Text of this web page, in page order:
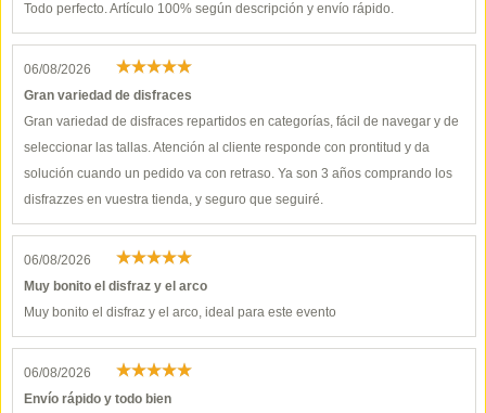
Todo perfecto. Artículo 100% según descripción y envío rápido.
06/08/2026
Gran variedad de disfraces
Gran variedad de disfraces repartidos en categorías, fácil de navegar y de
seleccionar las tallas. Atención al cliente responde con prontitud y da
solución cuando un pedido va con retraso. Ya son 3 años comprando los
disfrazzes en vuestra tienda, y seguro que seguiré.
06/08/2026
Muy bonito el disfraz y el arco
Muy bonito el disfraz y el arco, ideal para este evento
06/08/2026
Envío rápido y todo bien